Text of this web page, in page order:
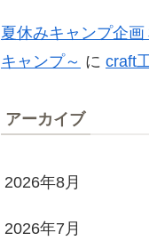
夏休みキャンプ企
キャンプ～ に craft
アーカイブ
2026年8月
2026年7月